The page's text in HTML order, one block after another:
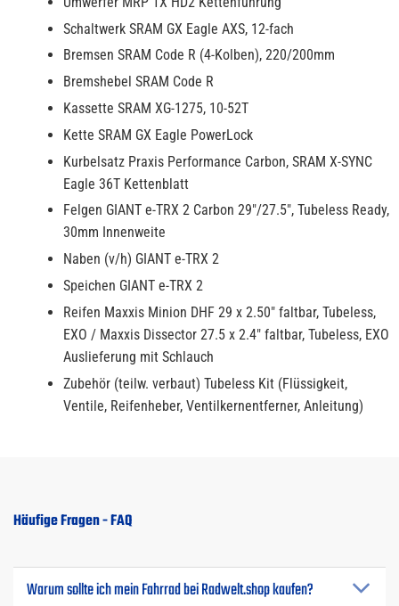
Schaltwerk SRAM GX Eagle AXS, 12-fach
Bremsen SRAM Code R (4-Kolben), 220/200mm
Bremshebel SRAM Code R
Kassette SRAM XG-1275, 10-52T
Kette SRAM GX Eagle PowerLock
Kurbelsatz Praxis Performance Carbon, SRAM X-SYNC
Eagle 36T Kettenblatt
Felgen GIANT e-TRX 2 Carbon 29"/27.5", Tubeless Ready,
30mm Innenweite
Naben (v/h) GIANT e-TRX 2
Speichen GIANT e-TRX 2
Reifen Maxxis Minion DHF 29 x 2.50" faltbar, Tubeless,
EXO / Maxxis Dissector 27.5 x 2.4" faltbar, Tubeless, EXO
Auslieferung mit Schlauch
Zubehör (teilw. verbaut) Tubeless Kit (Flüssigkeit,
Ventile, Reifenheber, Ventilkernentferner, Anleitung)
Häufige Fragen - FAQ
Warum sollte ich mein Fahrrad bei Radwelt.shop kaufen?